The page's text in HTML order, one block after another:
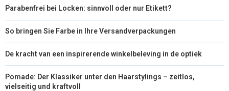
Parabenfrei bei Locken: sinnvoll oder nur Etikett?
So bringen Sie Farbe in Ihre Versandverpackungen
De kracht van een inspirerende winkelbeleving in de optiek
Pomade: Der Klassiker unter den Haarstylings – zeitlos,
vielseitig und kraftvoll